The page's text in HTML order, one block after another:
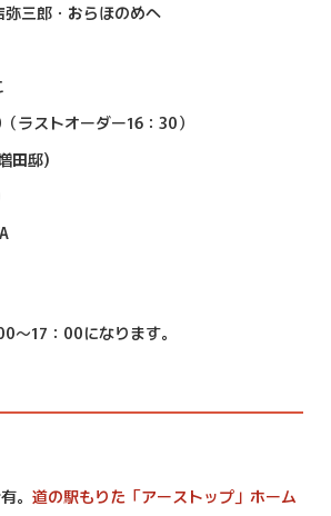
三郎・おらほのめへ
ラストオーダー16：30）
田邸)
17：00になります。
。 道の駅もりた「アーストップ」ホーム